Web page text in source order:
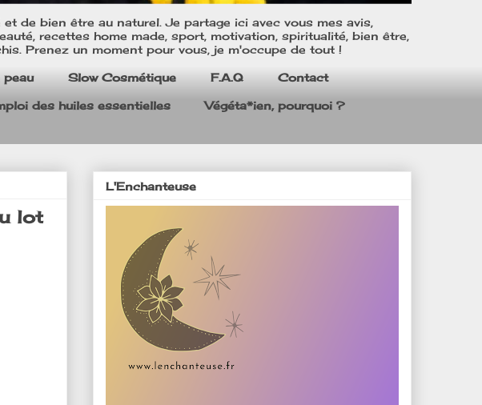
de bien être au naturel. Je partage ici avec vous mes avis,
recettes home made, sport, motivation, spiritualité, bien être,
Prenez un moment pour vous, je m'occupe de tout !
peau Slow Cosmétique F.A.Q Contact
des huiles essentielles Végéta*ien, pourquoi ?
lot
L'Enchanteuse